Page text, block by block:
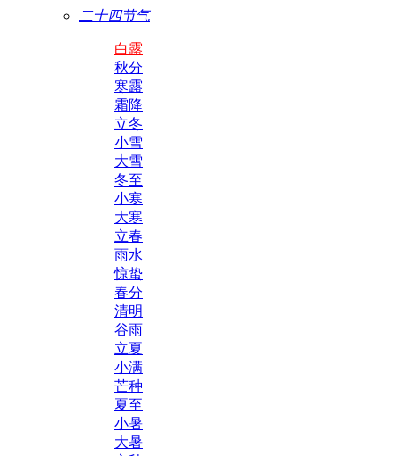
二十四节气
白露
秋分
寒露
霜降
立冬
小雪
大雪
冬至
小寒
大寒
立春
雨水
惊蛰
春分
清明
谷雨
立夏
小满
芒种
夏至
小暑
大暑